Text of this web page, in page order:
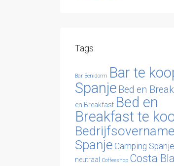
Tags
Bar Benidorm Bar te
Spanje Bed en
en Breakfast Bed en
Breakfast te
Bedrijfsovername
Spanje Camping Spanje
neutraal
Coffeeshop Costa